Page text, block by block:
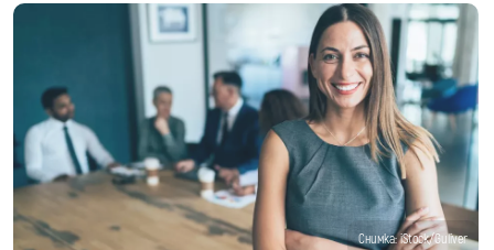
Снимка: iStock/Guliver